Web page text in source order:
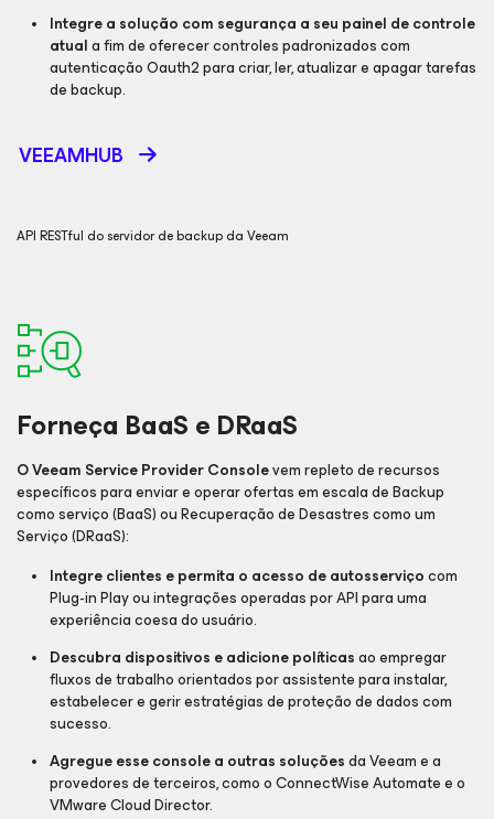
Integre a solução com segurança a seu painel de controle
atuala fim de oferecer controles padronizados com
autenticação Oauth2 para criar, ler, atualizar e apagar tarefas
de backup.
VEEAMHUB
API RESTful do servidor de backup da Veeam
Forneça BaaS e DRaaS
O Veeam Service Provider Consolevem repleto de recursos
específicos para enviar e operar ofertas em escala de Backup
como serviço (BaaS) ou Recuperação de Desastres como um
Serviço (DRaaS):
Integre clientes e permita o acesso de autosserviçocom
Plug-in Play ou integrações operadas por API para uma
experiência coesa do usuário.
Descubra dispositivos e adicione políticasao empregar
fluxos de trabalho orientados por assistente para instalar,
estabelecer e gerir estratégias de proteção de dados com
sucesso.
Agregue esse console a outras soluçõesda Veeam e a
provedores de terceiros, como o ConnectWise Automate e o
VMware Cloud Director.